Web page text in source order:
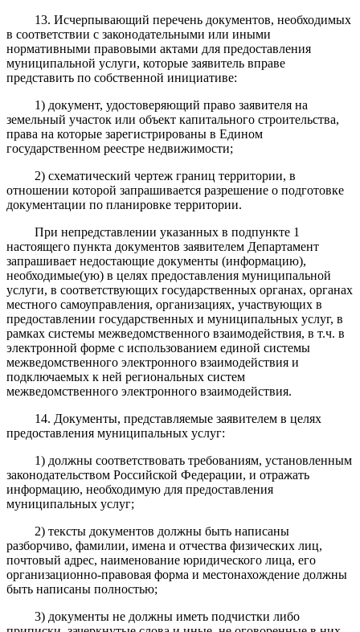
13. Исчерпывающий перечень документов, необходимых
в соответствии с законодательными или иными
нормативными правовыми актами для предоставления
муниципальной услуги, которые заявитель вправе
представить по собственной инициативе:
1) документ, удостоверяющий право заявителя на
земельный участок или объект капитального строительства,
права на которые зарегистрированы в Едином
государственном реестре недвижимости;
2) схематический чертеж границ территории, в
отношении которой запрашивается разрешение о подготовке
документации по планировке территории.
При непредставлении указанных в подпункте 1
настоящего пункта документов заявителем Департамент
запрашивает недостающие документы (информацию),
необходимые(ую) в целях предоставления муниципальной
услуги, в соответствующих государственных органах, органах
местного самоуправления, организациях, участвующих в
предоставлении государственных и муниципальных услуг, в
рамках системы межведомственного взаимодействия, в т.ч. в
электронной форме с использованием единой системы
межведомственного электронного взаимодействия и
подключаемых к ней региональных систем
межведомственного электронного взаимодействия.
14. Документы, представляемые заявителем в целях
предоставления муниципальных услуг:
1) должны соответствовать требованиям, установленным
законодательством Российской Федерации, и отражать
информацию, необходимую для предоставления
муниципальных услуг;
2) тексты документов должны быть написаны
разборчиво, фамилии, имена и отчества физических лиц,
почтовый адрес, наименование юридического лица, его
организационно-правовая форма и местонахождение должны
быть написаны полностью;
3) документы не должны иметь подчистки либо